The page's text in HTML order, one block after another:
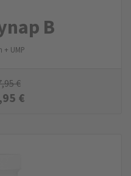
B
+ UMP
€
€